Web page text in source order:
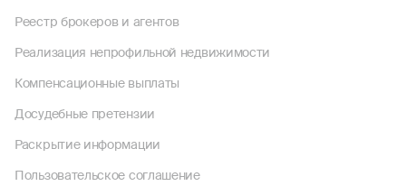
Реестр брокеров и агентов
Реализация непрофильной недвижимости
Компенсационные выплаты
Досудебные претензии
Раскрытие информации
Пользовательское соглашение